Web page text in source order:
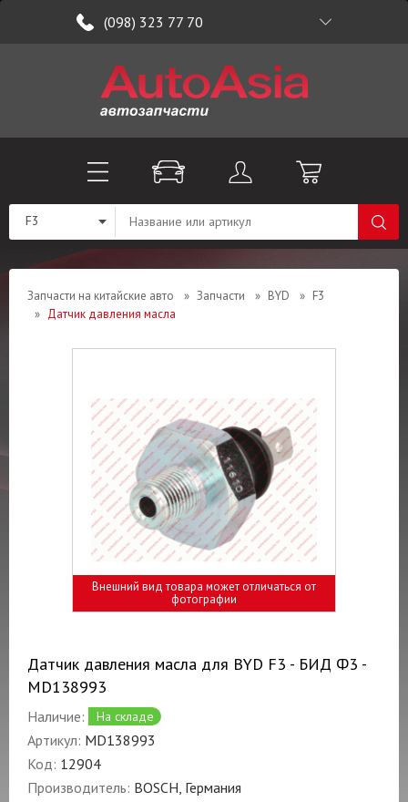
(098) 323 77 70
F3
Запчасти на китайские авто » Запчасти » BYD » F3
» Датчик давления масла
Внешний вид товара может отличаться от
фотографии
Датчик давления масла для BYD F3 - БИД Ф3 -
MD138993
Наличие: На складе
Артикул: MD138993
Код: 12904
Производитель: BOSCH, Германия